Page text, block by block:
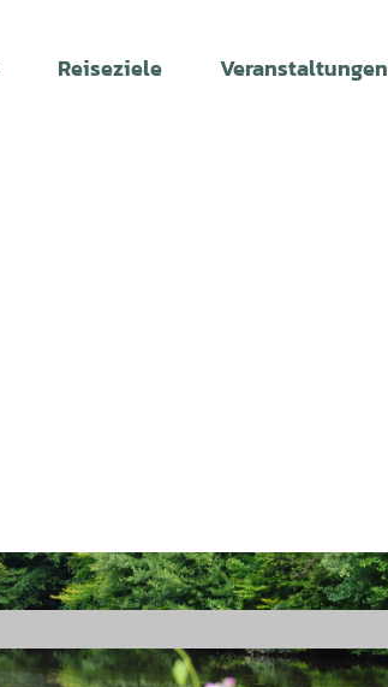
Reiseziele Veranstaltungen